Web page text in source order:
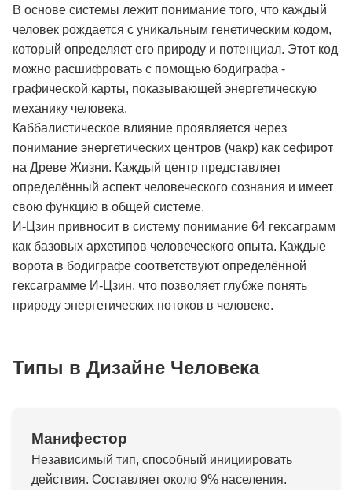
В основе системы лежит понимание того, что каждый
человек рождается с уникальным генетическим кодом,
который определяет его природу и потенциал. Этот код
можно расшифровать с помощью бодиграфа -
графической карты, показывающей энергетическую
механику человека.
Каббалистическое влияние проявляется через
понимание энергетических центров (чакр) как сефирот
на Древе Жизни. Каждый центр представляет
определённый аспект человеческого сознания и имеет
свою функцию в общей системе.
И-Цзин привносит в систему понимание 64 гексаграмм
как базовых архетипов человеческого опыта. Каждые
ворота в бодиграфе соответствуют определённой
гексаграмме И-Цзин, что позволяет глубже понять
природу энергетических потоков в человеке.
Типы в Дизайне Человека
Манифестор
Независимый тип, способный инициировать
действия. Составляет около 9% населения.